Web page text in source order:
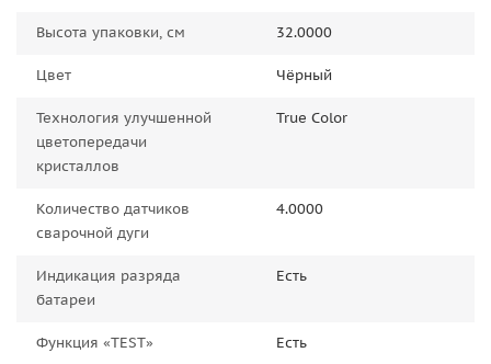
Высота упаковки, см 32.0000
Цвет Чёрный
Технология улучшенной
цветопередачи
кристаллов
True Color
Количество датчиков
сварочной дуги
4.0000
Индикация разряда
батареи
Есть
Функция «TEST» Есть